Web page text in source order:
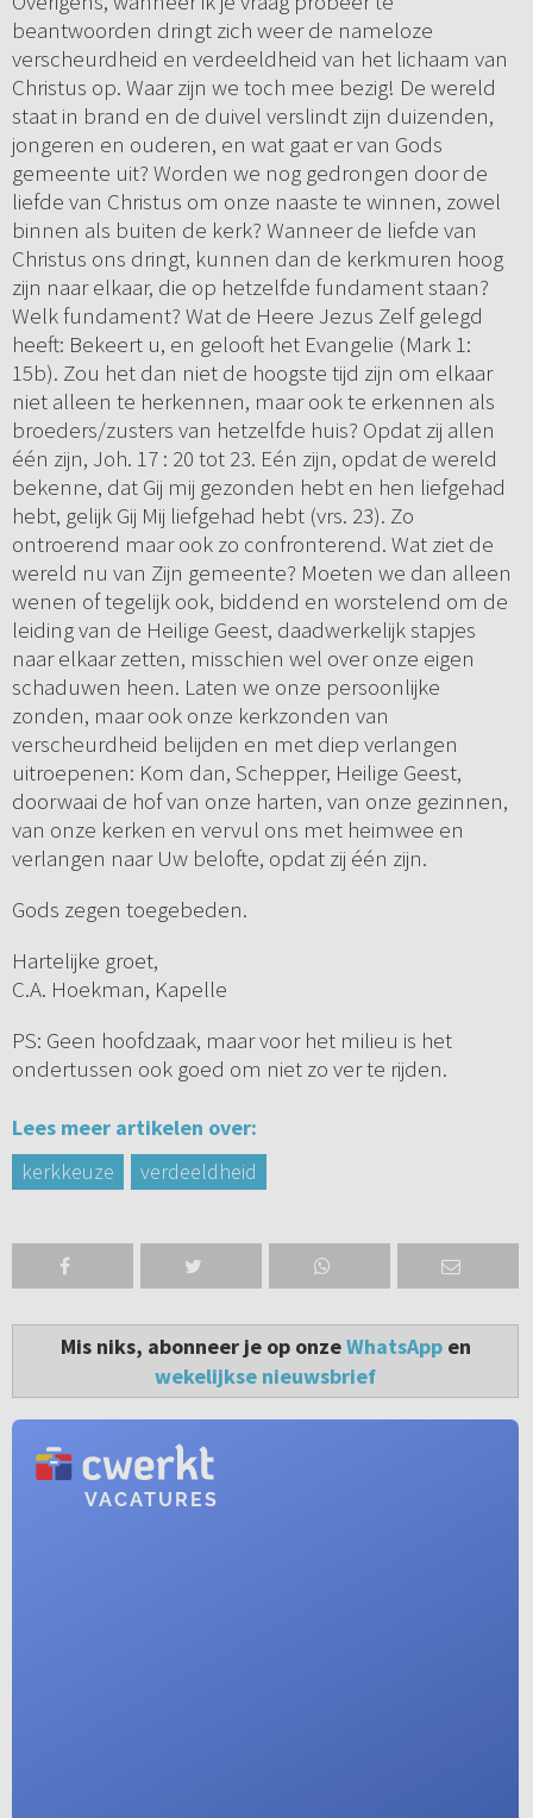
beantwoorden dringt zich weer de nameloze
verscheurdheid en verdeeldheid van het lichaam van
Christus op. Waar zijn we toch mee bezig! De wereld
staat in brand en de duivel verslindt zijn duizenden,
jongeren en ouderen, en wat gaat er van Gods
gemeente uit? Worden we nog gedrongen door de
liefde van Christus om onze naaste te winnen, zowel
binnen als buiten de kerk? Wanneer de liefde van
Christus ons dringt, kunnen dan de kerkmuren hoog
zijn naar elkaar, die op hetzelfde fundament staan?
Welk fundament? Wat de Heere Jezus Zelf gelegd
heeft: Bekeert u, en gelooft het Evangelie (Mark 1:
15b). Zou het dan niet de hoogste tijd zijn om elkaar
niet alleen te herkennen, maar ook te erkennen als
broeders/zusters van hetzelfde huis? Opdat zij allen
één zijn, Joh. 17 : 20 tot 23. Eén zijn, opdat de wereld
bekenne, dat Gij mij gezonden hebt en hen liefgehad
hebt, gelijk Gij Mij liefgehad hebt (vrs. 23). Zo
ontroerend maar ook zo confronterend. Wat ziet de
wereld nu van Zijn gemeente? Moeten we dan alleen
wenen of tegelijk ook, biddend en worstelend om de
leiding van de Heilige Geest, daadwerkelijk stapjes
naar elkaar zetten, misschien wel over onze eigen
schaduwen heen. Laten we onze persoonlijke
zonden, maar ook onze kerkzonden van
verscheurdheid belijden en met diep verlangen
uitroepenen: Kom dan, Schepper, Heilige Geest,
doorwaai de hof van onze harten, van onze gezinnen,
van onze kerken en vervul ons met heimwee en
verlangen naar Uw belofte, opdat zij één zijn.
Gods zegen toegebeden.
Hartelijke groet,
C.A. Hoekman, Kapelle
PS: Geen hoofdzaak, maar voor het milieu is het
ondertussen ook goed om niet zo ver te rijden.
Lees meer artikelen over:
kerkkeuze
verdeeldheid
Mis niks, abonneer je op onzeWhatsAppen
wekelijkse nieuwsbrief